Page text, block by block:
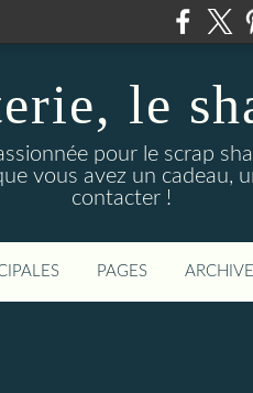
le
pour le scrap
vous avez un cadeau,
contacter !
PAGES